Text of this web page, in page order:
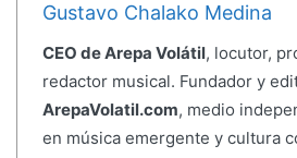
Gustavo Chalako Medina
CEO de Arepa Volátil, locutor,
redactor musical. Fundador y
ArepaVolatil.com, medio
en música emergente y cultura